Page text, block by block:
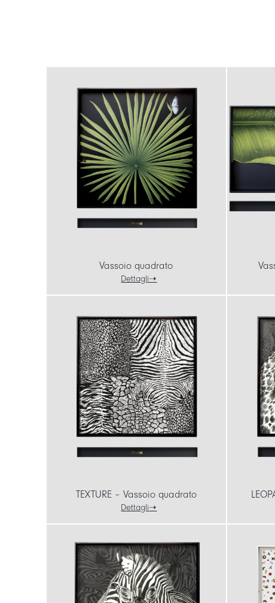
Vassoio quadrato
Dettagli
TEXTURE – Vassoio quadrato
Dettagli